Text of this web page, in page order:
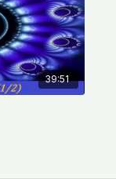
39:51